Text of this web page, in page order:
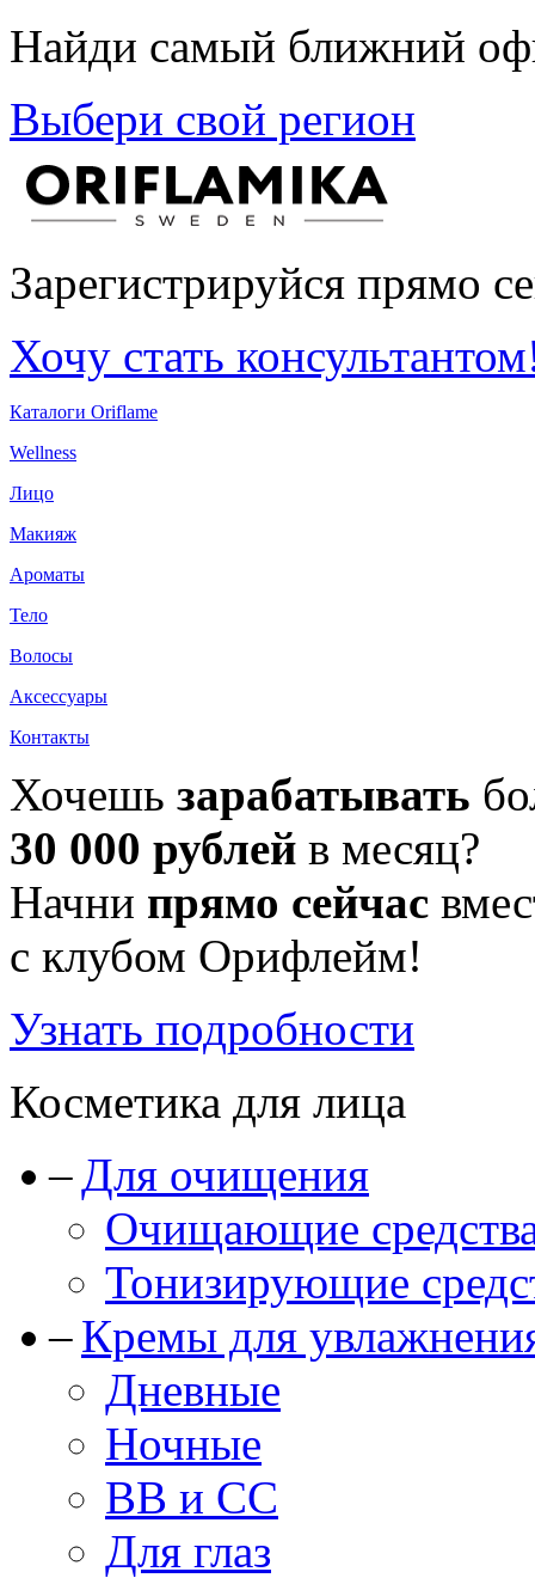
Найди самый ближний
Выбери свой регион
Зарегистрируйся прямо
Хочу стать
Каталоги Oriflame
Wellness
Лицо
Макияж
Ароматы
Тело
Волосы
Аксессуары
Контакты
Хочешь зарабатывать
30 000 рублей в месяц?
Начни прямо сейчас
с клубом Орифлейм!
Узнать подробности
Косметика для лица
Для очищения
Очищающие
Тонизирующие
Кремы для
Дневные
Ночные
BB и CC
Для глаз